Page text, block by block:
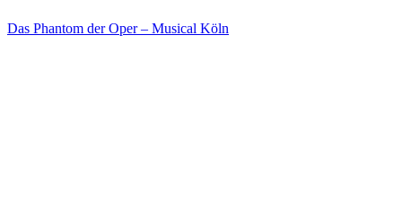
Das Phantom der Oper – Musical Köln